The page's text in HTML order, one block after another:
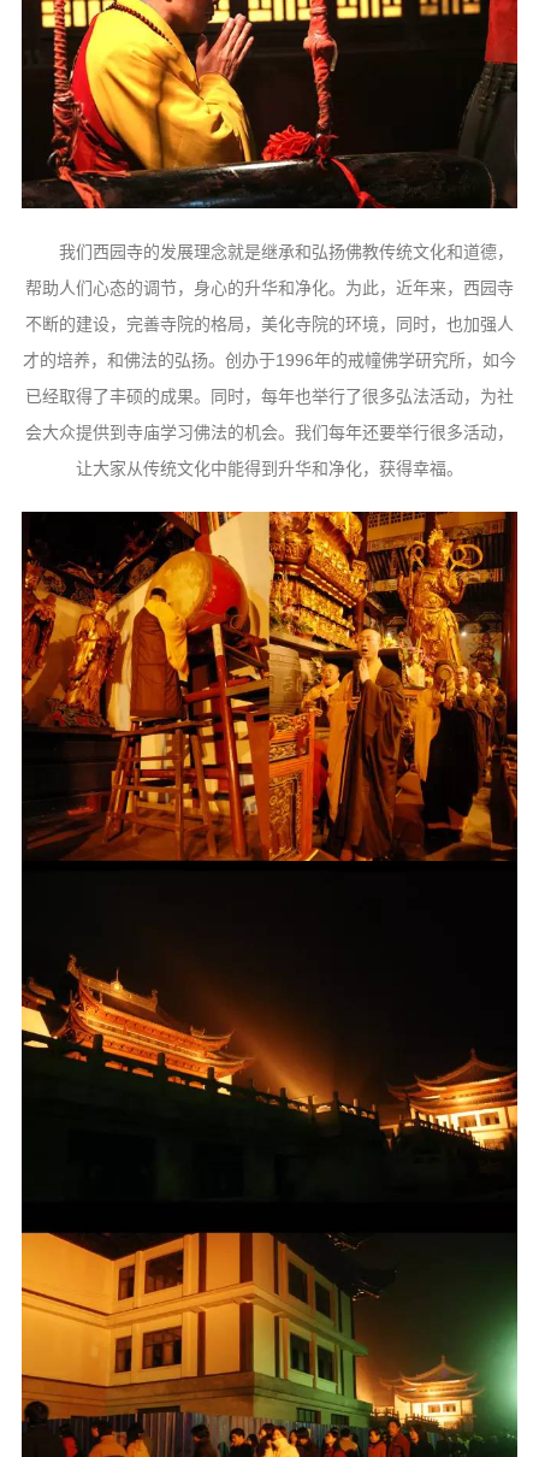
我们西园寺的发展理念就是继承和弘扬佛教传统文化和道德，
帮助人们心态的调节，身心的升华和净化。为此，近年来，西园寺
不断的建设，完善寺院的格局，美化寺院的环境，同时，也加强人
才的培养，和佛法的弘扬。创办于1996年的戒幢佛学研究所，如今
已经取得了丰硕的成果。同时，每年也举行了很多弘法活动，为社
会大众提供到寺庙学习佛法的机会。我们每年还要举行很多活动，
让大家从传统文化中能得到升华和净化，获得幸福。